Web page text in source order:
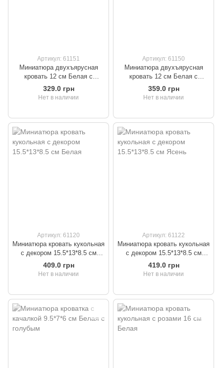
Артикул: 61151
Миниатюра двухъярусная
кровать 12 см Белая с
голубым
329.0 грн
Нет в наличии
Артикул: 61150
Миниатюра двухъярусная
кровать 12 см Белая с
розовым
359.0 грн
Нет в наличии
Артикул: 61120
Миниатюра кровать кукольная
с декором 15.5*13*8.5 см
Белая
409.0 грн
Нет в наличии
Артикул: 61122
Миниатюра кровать кукольная
с декором 15.5*13*8.5 см
Ясень
419.0 грн
Нет в наличии